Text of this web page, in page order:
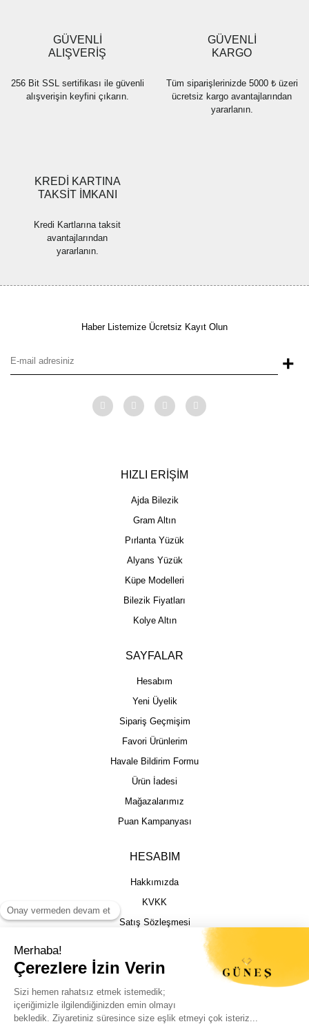
Ürün fiyatı diğer sitelerden daha pahalı.
Bu ürüne benzer farklı alternatifler olmalı.
GÜVENLİ
ALIŞVERİŞ
256 Bit SSL sertifikası ile güvenli
alışverişin keyfini çıkarın.
GÜVENLİ
KARGO
Tüm siparişlerinizde 5000 ₺ üzeri
ücretsiz kargo avantajlarından
yararlanın.
KREDİ KARTINA
TAKSİT İMKANI
Kredi Kartlarına taksit
avantajlarından
yararlanın.
Haber Listemize Ücretsiz Kayıt Olun
+
HIZLI ERİŞİM
Ajda Bilezik
Gram Altın
Pırlanta Yüzük
Alyans Yüzük
Küpe Modelleri
Bilezik Fiyatları
Kolye Altın
SAYFALAR
Hesabım
Yeni Üyelik
Sipariş Geçmişim
Favori Ürünlerim
Havale Bildirim Formu
Ürün İadesi
Mağazalarımız
Puan Kampanyası
HESABIM
Hakkımızda
KVKK
Satış Sözleşmesi
İptal İade Şartları
Kargo Takibi